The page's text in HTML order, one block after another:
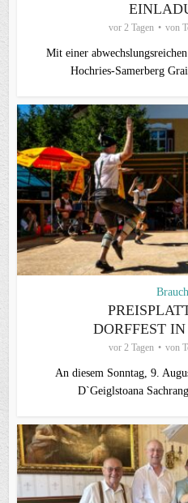
vor 2 Tagen von
Mit einer
Hochries-Samerberg
DORFFEST
vor 2 Tagen von
An diesem Sonntag, 9.
D`Geiglstoana